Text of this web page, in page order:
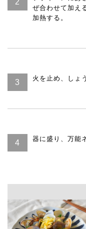
ぜ合わせて加え
加熱する。
火を止め、しょ
器に盛り、万能